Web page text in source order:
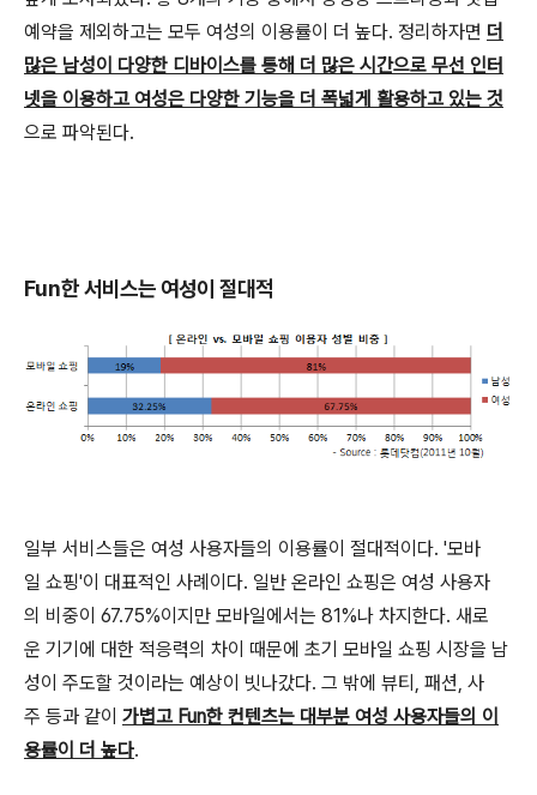
예약을 제외하고는 모두 여성의 이용률이 더 높다. 정리하자면 더
많은 남성이 다양한 디바이스를 통해 더 많은 시간으로 무선 인터
넷을 이용하고 여성은 다양한 기능을 더 폭넓게 활용하고 있는 것
으로 파악된다.
Fun한 서비스는 여성이 절대적
일부 서비스들은 여성 사용자들의 이용률이 절대적이다. '모바
일 쇼핑'이 대표적인 사례이다. 일반 온라인 쇼핑은 여성 사용자
의 비중이 67.75%이지만 모바일에서는 81%나 차지한다. 새로
운 기기에 대한 적응력의 차이 때문에 초기 모바일 쇼핑 시장을 남
성이 주도할 것이라는 예상이 빗나갔다. 그 밖에 뷰티, 패션, 사
주 등과 같이 가볍고 Fun한 컨텐츠는 대부분 여성 사용자들의 이
용률이 더 높다.